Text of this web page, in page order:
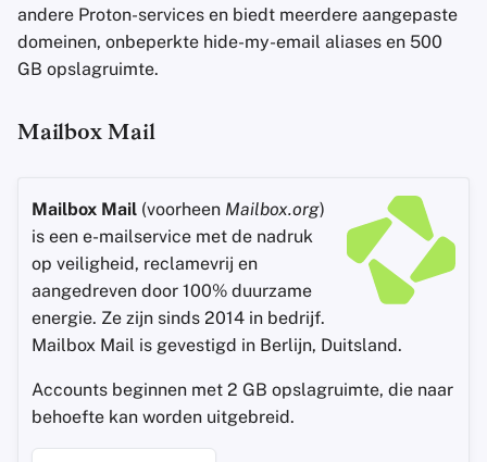
andere Proton-services en biedt meerdere aangepaste
domeinen, onbeperkte hide-my-email aliases en 500
GB opslagruimte.
Mailbox Mail
Mailbox Mail (voorheen Mailbox.org)
is een e-mailservice met de nadruk
op veiligheid, reclamevrij en
aangedreven door 100% duurzame
energie. Ze zijn sinds 2014 in bedrijf.
Mailbox Mail is gevestigd in Berlijn, Duitsland.
Accounts beginnen met 2 GB opslagruimte, die naar
behoefte kan worden uitgebreid.